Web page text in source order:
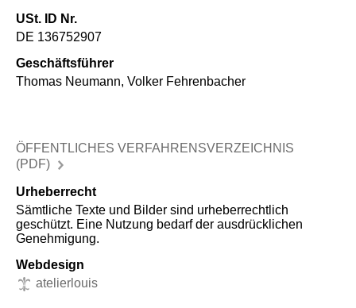
USt. ID Nr.
DE 136752907
Geschäftsführer
Thomas Neumann, Volker Fehrenbacher
ÖFFENTLICHES VERFAHRENSVERZEICHNIS
(PDF)
Urheberrecht
Sämtliche Texte und Bilder sind urheberrechtlich
geschützt. Eine Nutzung bedarf der ausdrücklichen
Genehmigung.
Webdesign
atelierlouis